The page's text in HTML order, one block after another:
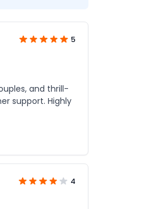
5
and thrill-
4